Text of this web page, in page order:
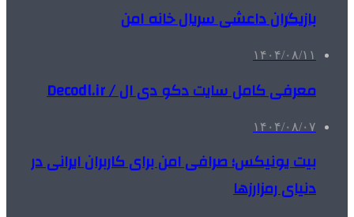
بازیگران داعشی سریال خانه امن
۱۴۰۴/۰۸/۱۱
معرفی کامل سایت دکو دی ال / Decodl.ir
۱۴۰۴/۰۸/۰۷
بیت یونیکس؛ صرافی امن برای کاربران ایرانی در
دنیای رمزارزها